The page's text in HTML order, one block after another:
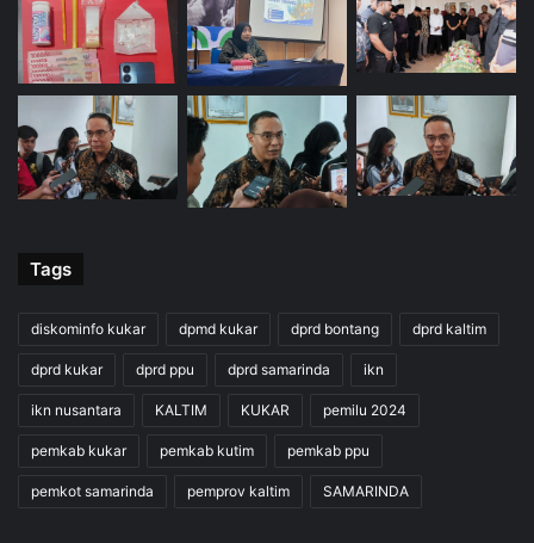
Tags
diskominfo kukar dpmd kukar dprd bontang dprd kaltim
dprd kukar dprd ppu dprd samarinda ikn
ikn nusantara KALTIM KUKAR pemilu 2024
pemkab kukar pemkab kutim pemkab ppu
pemkot samarinda pemprov kaltim SAMARINDA